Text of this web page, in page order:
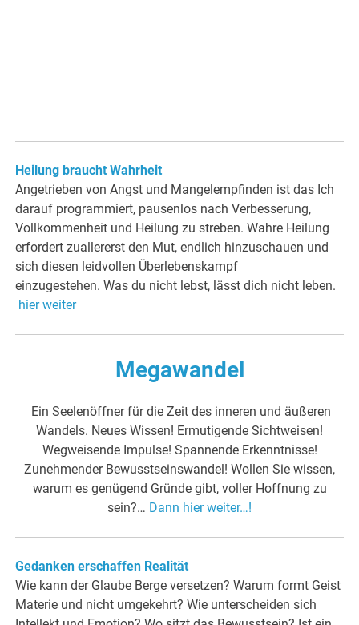
Heilung braucht Wahrheit
Angetrieben von Angst und Mangelempfinden ist das Ich
darauf programmiert, pausenlos nach Verbesserung,
Vollkommenheit und Heilung zu streben. Wahre Heilung
erfordert zuallererst den Mut, endlich hinzuschauen und
sich diesen leidvollen Überlebenskampf
einzugestehen. Was du nicht lebst, lässt dich nicht leben.
hier weiter
Megawandel
Ein Seelenöffner für die Zeit des inneren und äußeren
Wandels. Neues Wissen! Ermutigende Sichtweisen!
Wegweisende Impulse! Spannende Erkenntnisse!
Zunehmender Bewusstseinswandel! Wollen Sie wissen,
warum es genügend Gründe gibt, voller Hoffnung zu
sein?… Dann hier weiter…!
Gedanken erschaffen Realität
Wie kann der Glaube Berge versetzen? Warum formt Geist
Materie und nicht umgekehrt? Wie unterscheiden sich